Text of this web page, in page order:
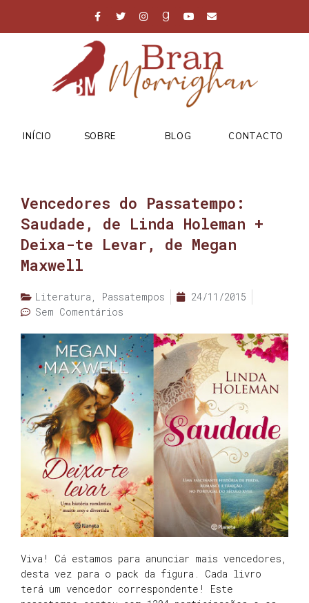
INÍCIO SOBRE BLOG CONTACTO
Vencedores do Passatempo:
Saudade, de Linda Holeman +
Deixa-te Levar, de Megan
Maxwell
Literatura , Passatempos
24/11/2015
Sem Comentários
Viva! Cá estamos para anunciar mais vencedores,
desta vez para o pack da figura. Cada livro
terá um vencedor correspondente! Este